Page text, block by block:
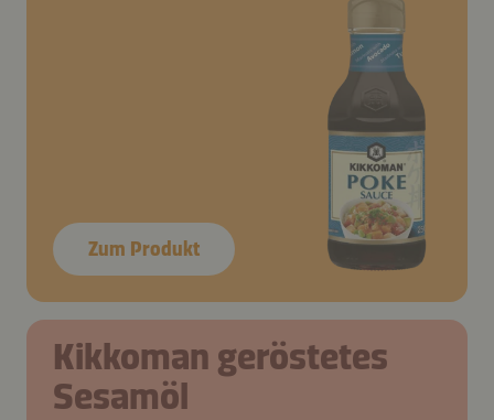
Zum Produkt
Kikkoman geröstetes
Sesamöl